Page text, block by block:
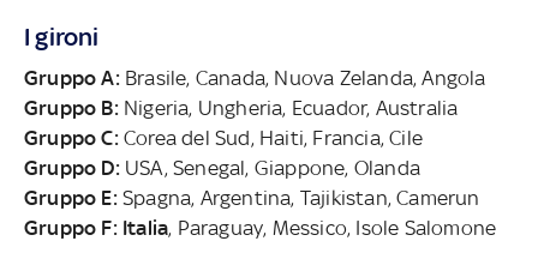
I gironi
Gruppo A:Brasile, Canada, Nuova Zelanda, Angola
Gruppo B:Nigeria, Ungheria, Ecuador, Australia
Gruppo C:Corea del Sud, Haiti, Francia, Cile
Gruppo D:USA, Senegal, Giappone, Olanda
Gruppo E:Spagna, Argentina, Tajikistan, Camerun
Gruppo F: Italia, Paraguay, Messico, Isole Salomone